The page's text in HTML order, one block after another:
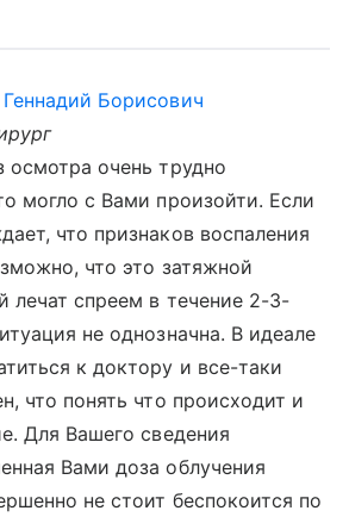
Борисович
очень трудно
могло с Вами произойти. Если
что признаков воспаления
что это затяжной
лечат спреем в течение 2-3-
не однозначна. В идеале
к доктору и все-таки
что понять что происходит и
Для Вашего сведения
Вами доза облучения
не стоит беспокоится по